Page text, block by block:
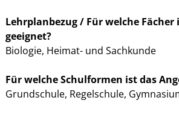
Lehrplanbezug / Für welche Fächer
geeignet?
Biologie, Heimat- und Sachkunde
Für welche Schulformen ist das
Grundschule, Regelschule,